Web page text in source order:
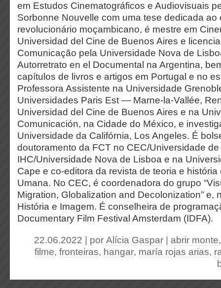
em Estudos Cinematográficos e Audiovisuais
Sorbonne Nouvelle com uma tese dedicada ao
revolucionário moçambicano, é mestre em
Universidad del Cine de Buenos Aires e
Comunicação pela Universidade Nova de
Autorretrato en el Documental na Argentina,
capítulos de livros e artigos em Portugal e no
Professora Assistente na Universidade
Universidades Paris Est — Marne-la-Vallée,
Universidad del Cine de Buenos Aires e na
Comunicación, na Cidade do México, e
Universidade da Califórnia, Los Angeles. É
doutoramento da FCT no CEC/Universidade
IHC/Universidade Nova de Lisboa e na
Cape e co-editora da revista de teoria e
Umana. No CEC, é coordenadora do grupo
Migration, Globalization and Decolonization” e,
História e Imagem. É conselheira de
Documentary Film Festival Amsterdam (IDFA).
22.06.2022 | por Alícia Gaspar abrir monte
filme, fronteiras, hangar, maría rojas arias,